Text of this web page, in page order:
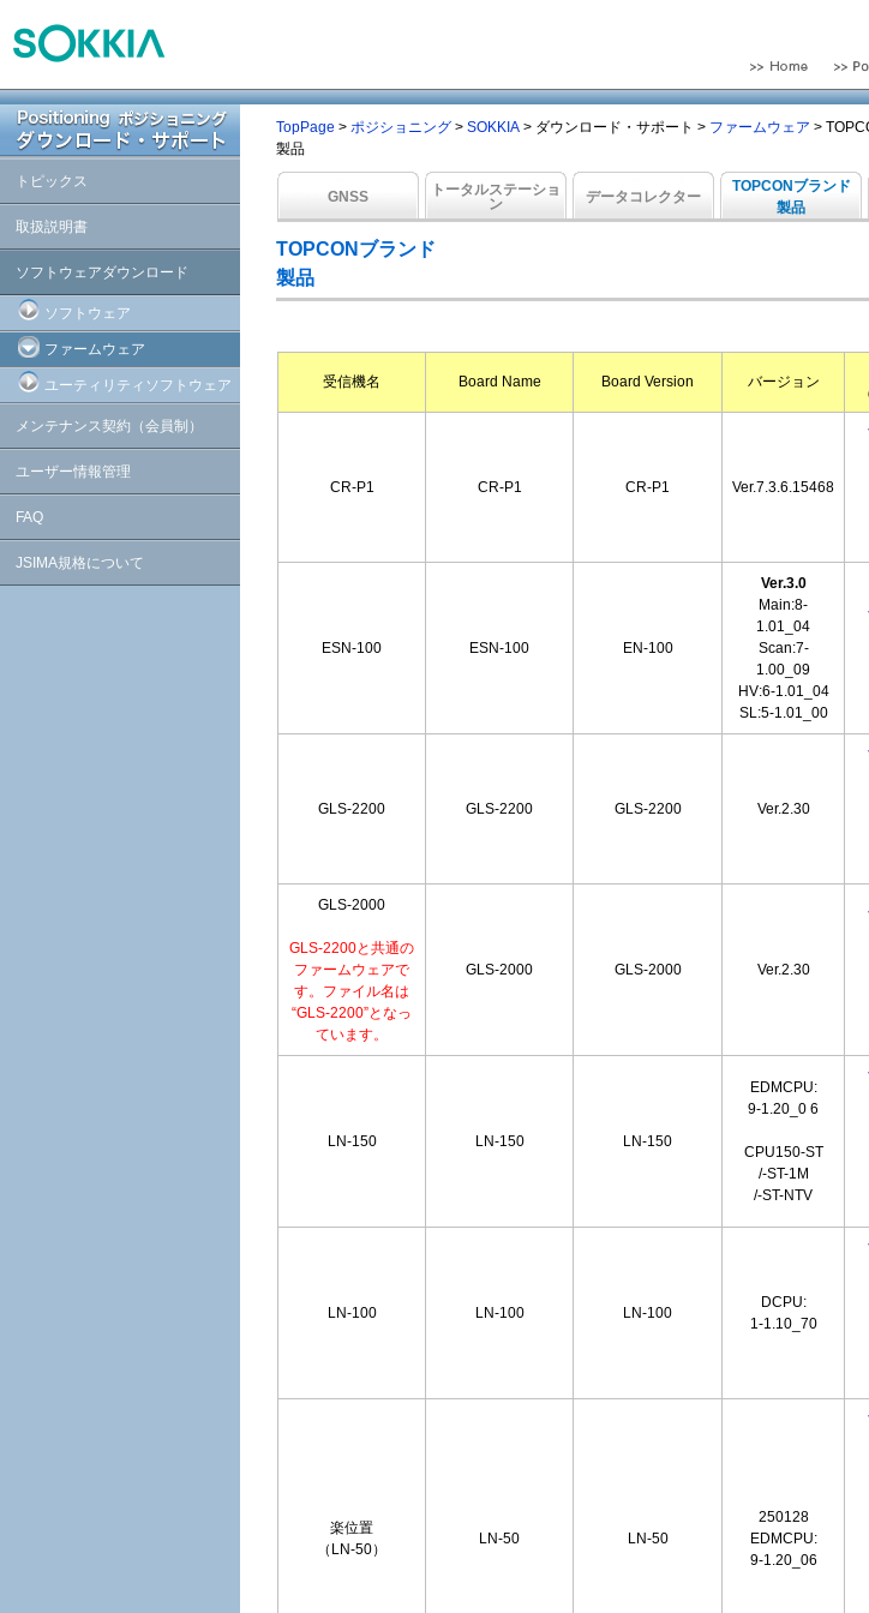
トピックス
取扱説明書
ソフトウェアダウンロード
ソフトウェア
ファームウェア
ユーティリティソフトウェア
メンテナンス契約（会員制）
ユーザー情報管理
FAQ
JSIMA規格について
TopPage > ポジショニング > SOKKIA > ダウンロード・サポート > ファームウェア >
製品
GNSS
トータルステーショ
ン
データコレクター
TOPCONブランド
製品
TOPCONブランド
製品
受信機名 Board Name Board Version バージョン
CR-P1 CR-P1 CR-P1 Ver.7.3.6.15468
ESN-100 ESN-100 EN-100
Ver.3.0
Main:8-
1.01_04
Scan:7-
1.00_09
HV:6-1.01_04
SL:5-1.01_00
GLS-2200 GLS-2200 GLS-2200 Ver.2.30
GLS-2000
GLS-2200と共通の
ファームウェアで
す。ファイル名は
“GLS-2200”となっ
ています。
GLS-2000 GLS-2000 Ver.2.30
LN-150 LN-150 LN-150
EDMCPU:
9-1.20_0 6
CPU150-ST
/-ST-1M
/-ST-NTV
LN-100 LN-100 LN-100
DCPU:
1-1.10_70
楽位置
（LN-50）
LN-50 LN-50
250128
EDMCPU:
9-1.20_06